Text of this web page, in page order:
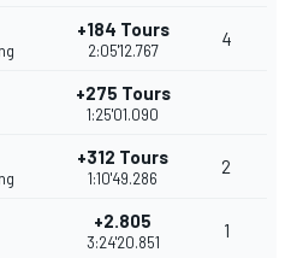
+184 Tours
2:05'12.767
4
+275 Tours
1:25'01.090
+312 Tours
1:10'49.286
2
+2.805
3:24'20.851
1